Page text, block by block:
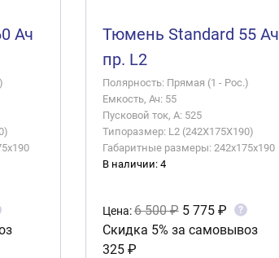
Ач
Тюмень Standard 55 Ач
пр. L2
Полярность: Прямая (1 - Рос.)
Емкость, Ач: 55
Пусковой ток, А: 525
Типоразмер: L2 (242X175X190)
Габаритные размеры: 242x175x190
В наличии: 4
Цена:6 500 ₽ 5 775 ₽ ?
Скидка 5% за самовывоз
325 ₽